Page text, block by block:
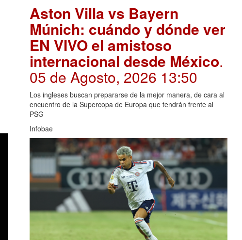
Aston Villa vs Bayern
Múnich: cuándo y dónde ver
EN VIVO el amistoso
internacional desde México.
05 de Agosto, 2026 13:50
Los ingleses buscan prepararse de la mejor manera, de cara al
encuentro de la Supercopa de Europa que tendrán frente al
PSG
Infobae